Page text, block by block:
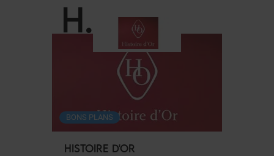
H.
HISTOIRE D'OR
BONS PLANS